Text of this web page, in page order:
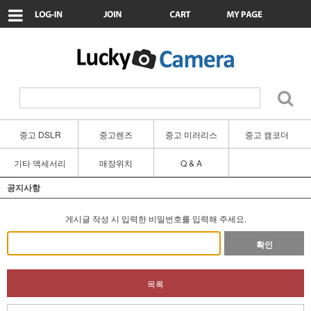
중고 DSLR 중고렌즈 중고 미러리스 중고 캠코더
기타 액세서리 매장위치 Q & A
공지사항
게시글 작성 시 입력한 비밀번호를 입력해 주세요.
확인
목록